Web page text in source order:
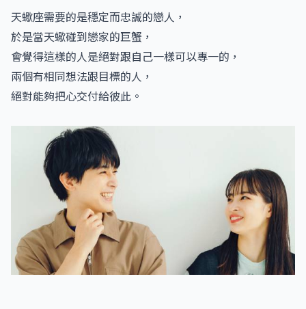
天蠍座需要的是穩定而忠誠的戀人，
於是當天蠍碰到戀家的巨蟹，
會覺得這樣的人是絕對跟自己一樣可以專一的，
兩個有相同想法跟目標的人，
絕對能夠把心交付給彼此。